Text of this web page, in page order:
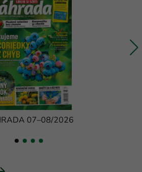
07–08/2026